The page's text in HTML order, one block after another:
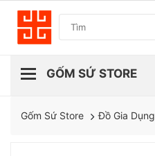
Gốm Sứ Store Đồ Gia Dụng